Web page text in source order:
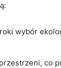
wybór
co